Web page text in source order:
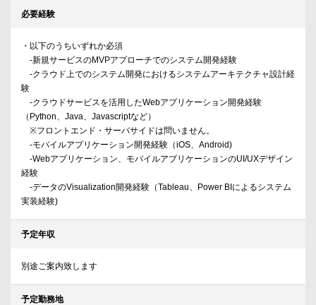
必要経験
・以下のうちいずれか必須
-新規サービスのMVPアプローチでのシステム開発経験
-クラウド上でのシステム開発におけるシステムアーキテクチャ設計経
験
-クラウドサービスを活用したWebアプリケーション開発経験
（Python、Java、Javascriptなど）
※フロントエンド・サーバサイドは問いません。
-モバイルアプリケーション開発経験（iOS、Android)
-Webアプリケーション、モバイルアプリケーションのUI/UXデザイン
経験
-データのVisualization開発経験（Tableau、Power BIによるシステム
実装経験)
予定年収
別途ご案内致します
予定勤務地